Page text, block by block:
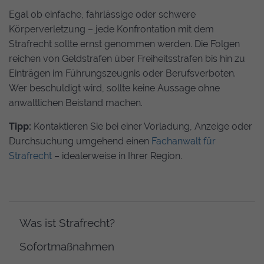
Egal ob einfache, fahrlässige oder schwere
Körperverletzung – jede Konfrontation mit dem
Strafrecht sollte ernst genommen werden. Die Folgen
reichen von Geldstrafen über Freiheitsstrafen bis hin zu
Einträgen im Führungszeugnis oder Berufsverboten.
Wer beschuldigt wird, sollte keine Aussage ohne
anwaltlichen Beistand machen.
Tipp: Kontaktieren Sie bei einer Vorladung, Anzeige oder
Durchsuchung umgehend einen Fachanwalt für
Strafrecht – idealerweise in Ihrer Region.
Was ist Strafrecht?
Sofortmaßnahmen
Speichert Ihre Cookie-Entscheidungen aus dieser
Cookie-Verwaltung.
Laufzeit: 1 Jahr
Anbieter: Diese Website
Datenschutzerklärung
Statistik Cookies erfassen Informationen anonym.
Diese Informationen helfen uns zu verstehen, wie
unsere Besucher unsere Website nutzen.
anonyme ID. Anhand der ID können Seitenaufrufe
Laufzeit: 2 Jahre